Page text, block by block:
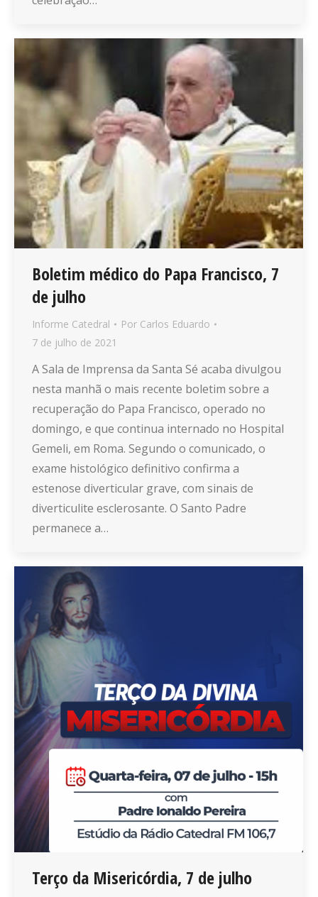
Boletim médico do Papa Francisco, 7
de julho
Informe Catedral Por Carlos Eduardo
7 de julho de 2021
A Sala de Imprensa da Santa Sé acaba divulgou
nesta manhã o mais recente boletim sobre a
recuperação do Papa Francisco, operado no
domingo, e que continua internado no Hospital
Gemeli, em Roma. Segundo o comunicado, o
exame histológico definitivo confirma a
estenose diverticular grave, com sinais de
diverticulite esclerosante. O Santo Padre
permanece a…
Terço da Misericórdia, 7 de julho